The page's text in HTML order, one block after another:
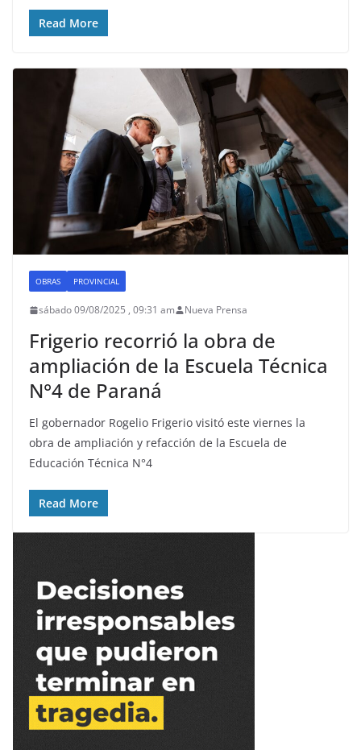
Read More
OBRAS PROVINCIAL
sábado 09/08/2025 , 09:31 am Nueva Prensa
Frigerio recorrió la obra de
ampliación de la Escuela Técnica
N°4 de Paraná
El gobernador Rogelio Frigerio visitó este viernes la
obra de ampliación y refacción de la Escuela de
Educación Técnica N°4
Read More